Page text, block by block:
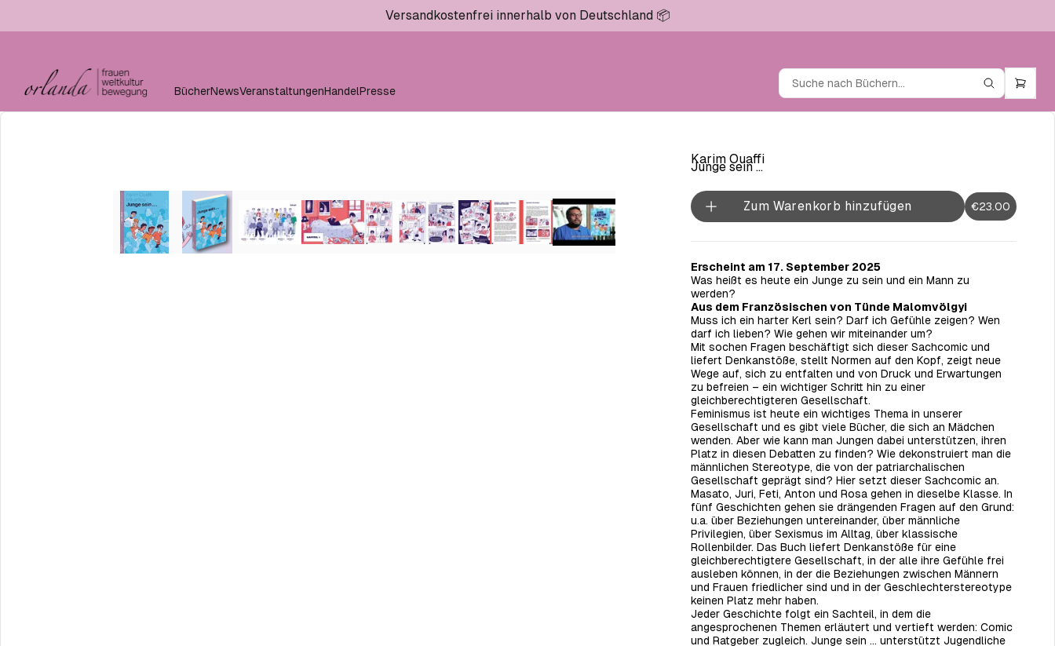
Versandkostenfrei innerhalb von Deutschland 📦
BücherNewsVeranstaltungenHandelPresse
Karim Ouaffi
Junge sein …
Zum Warenkorb hinzufügen €23.00
Erscheint am 17. September 2025
Was heißt es heute ein Junge zu sein und ein Mann zu
werden?
Aus dem Französischen von Tünde Malomvölgyi
Muss ich ein harter Kerl sein? Darf ich Gefühle zeigen? Wen
darf ich lieben? Wie gehen wir miteinander um?
Mit sochen Fragen beschäftigt sich dieser Sachcomic und
liefert Denkanstöße, stellt Normen auf den Kopf, zeigt neue
Wege auf, sich zu entfalten und von Druck und Erwar­tungen
zu befreien – ein wichtiger Schritt hin zu einer
gleichberechtigteren Gesellschaft.
Feminismus ist heute ein wichtiges Thema in unserer
Gesellschaft und es gibt viele Bücher, die sich an Mädchen
wenden. Aber wie kann man Jungen dabei unterstützen, ihren
Platz in diesen Debatten zu finden? Wie dekonstruiert man die
männlichen Stereotype, die von der patriarchalischen
Gesellschaft geprägt sind? Hier setzt dieser Sachcomic an.
Masato, Juri, Feti, Anton und Rosa gehen in dieselbe Klasse. In
fünf Geschichten gehen sie drängenden Fragen auf den Grund:
u.a. über Beziehungen untereinander, über männliche
Privilegien, über Sexismus im Alltag, über klassische
Rollenbilder. Das Buch liefert Denkanstöße für eine
gleichberechtigtere Gesellschaft, in der alle ihre Gefühle frei
ausleben können, in der die Beziehungen zwischen Männern
und Frauen friedlicher sind und in der Geschlechterstereotype
keinen Platz mehr haben.
Jeder Geschichte folgt ein Sachteil, in dem die
angesprochenen Themen erläutert und vertieft werden: Comic
und Ratgeber zugleich. Junge sein … unterstützt Jugendliche